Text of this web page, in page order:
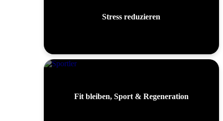
Stress reduzieren
Fit bleiben, Sport & Regeneration